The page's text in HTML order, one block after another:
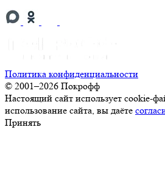
Политика конфиденциальности
© 2001–2026 Покрофф
Настоящий сайт использует cookie-
использование сайта, вы даёте
Принять